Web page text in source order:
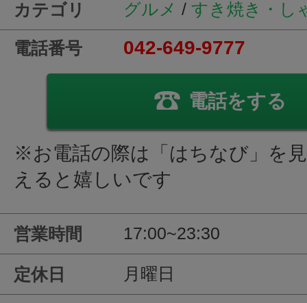
カテゴリ グルメ / すき焼き・し
電話番号 042-649-9777
電話をする
※お電話の際は「はちなび」を
えると嬉しいです
営業時間 17:00~23:30
定休日 月曜日